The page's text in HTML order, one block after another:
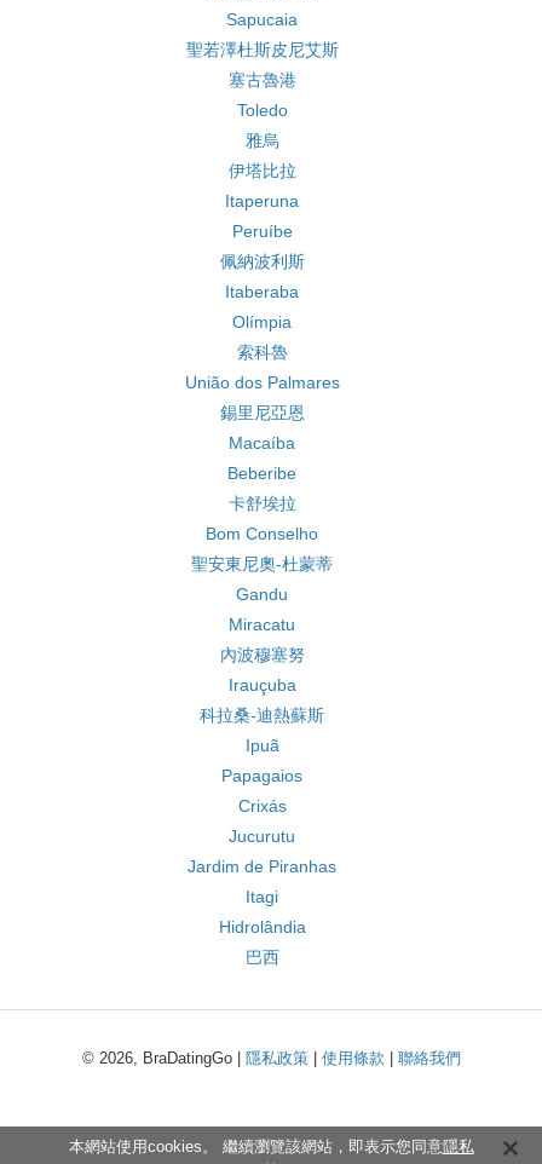
Sapucaia
聖若澤杜斯皮尼艾斯
塞古魯港
Toledo
雅烏
伊塔比拉
Itaperuna
Peruíbe
佩納波利斯
Itaberaba
Olímpia
索科魯
União dos Palmares
錫里尼亞恩
Macaíba
Beberibe
卡舒埃拉
Bom Conselho
聖安東尼奧-杜蒙蒂
Gandu
Miracatu
內波穆塞努
Irauçuba
科拉桑-迪熱蘇斯
Ipuã
Papagaios
Crixás
Jucurutu
Jardim de Piranhas
Itagi
Hidrolândia
巴西
© 2026, BraDatingGo | 隱私政策| 使用條款 聯絡我們
本網站使用cookies。 繼續瀏覽該網站，即表示您同意隱私